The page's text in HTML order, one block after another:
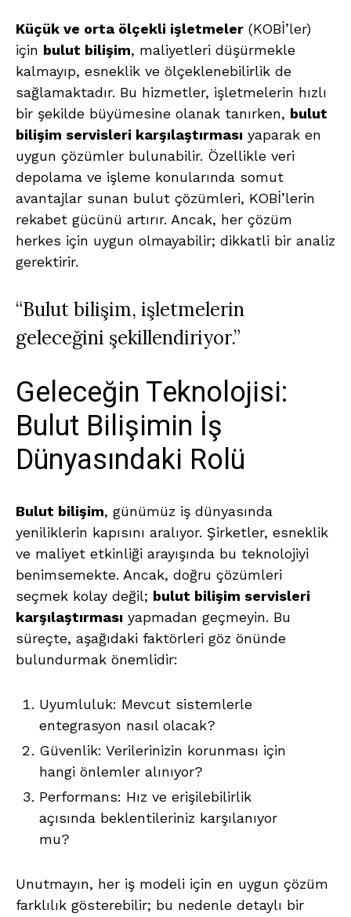
Küçük ve orta ölçekli işletmeler (KOBİ’ler)
için bulut bilişim, maliyetleri düşürmekle
kalmayıp, esneklik ve ölçeklenebilirlik de
sağlamaktadır. Bu hizmetler, işletmelerin hızlı
bir şekilde büyümesine olanak tanırken, bulut
bilişim servisleri karşılaştırması yaparak en
uygun çözümler bulunabilir. Özellikle veri
depolama ve işleme konularında somut
avantajlar sunan bulut çözümleri, KOBİ’lerin
rekabet gücünü artırır. Ancak, her çözüm
herkes için uygun olmayabilir; dikkatli bir analiz
gerektirir.
“Bulut bilişim, işletmelerin
geleceğini şekillendiriyor.”
Geleceğin Teknolojisi:
Bulut Bilişimin İş
Dünyasındaki Rolü
Bulut bilişim, günümüz iş dünyasında
yeniliklerin kapısını aralıyor. Şirketler, esneklik
ve maliyet etkinliği arayışında bu teknolojiyi
benimsemekte. Ancak, doğru çözümleri
seçmek kolay değil; bulut bilişim servisleri
karşılaştırması yapmadan geçmeyin. Bu
süreçte, aşağıdaki faktörleri göz önünde
bulundurmak önemlidir:
Uyumluluk: Mevcut sistemlerle
entegrasyon nasıl olacak?
Güvenlik: Verilerinizin korunması için
hangi önlemler alınıyor?
Performans: Hız ve erişilebilirlik
açısında beklentileriniz karşılanıyor
mu?
Unutmayın, her iş modeli için en uygun çözüm
farklılık gösterebilir; bu nedenle detaylı bir